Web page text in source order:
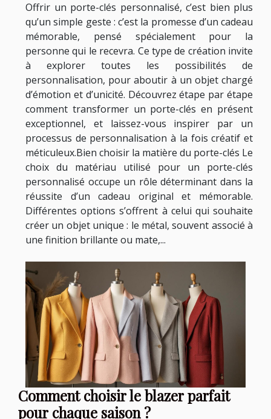
Offrir un porte-clés personnalisé, c’est bien plus
qu’un simple geste : c’est la promesse d’un cadeau
mémorable, pensé spécialement pour la
personne qui le recevra. Ce type de création invite
à explorer toutes les possibilités de
personnalisation, pour aboutir à un objet chargé
d’émotion et d’unicité. Découvrez étape par étape
comment transformer un porte-clés en présent
exceptionnel, et laissez-vous inspirer par un
processus de personnalisation à la fois créatif et
méticuleux.Bien choisir la matière du porte-clés Le
choix du matériau utilisé pour un porte-clés
personnalisé occupe un rôle déterminant dans la
réussite d’un cadeau original et mémorable.
Différentes options s’offrent à celui qui souhaite
créer un objet unique : le métal, souvent associé à
une finition brillante ou mate,...
Comment choisir le blazer parfait
pour chaque saison ?